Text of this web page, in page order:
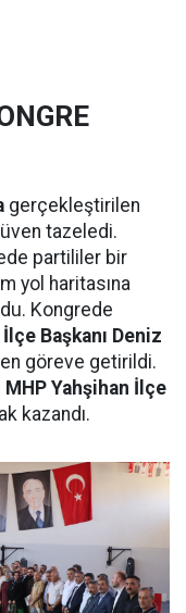
gerçekleştirilen
tazeledi.
partililer bir
yol haritasına
Kongrede
İlçe Başkanı Deniz
göreve getirildi.
MHP Yahşihan İlçe
kazandı.